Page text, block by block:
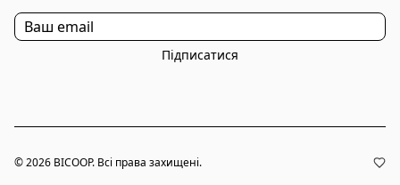
Підписатися
© 2026 BICOOP. Всі права захищені.